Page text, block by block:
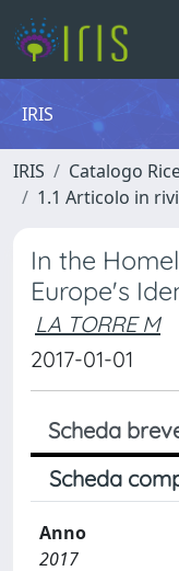
IRIS
IRIS Catalogo
1.1 Articolo in
In the
Europe's
LA TORRE M
2017-01-01
Scheda
Scheda
Anno
2017